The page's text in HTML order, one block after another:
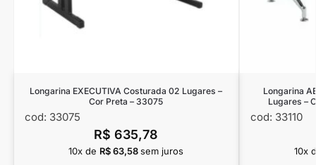
Longarina EXECUTIVA Costurada 02 Lugares –
Cor Preta – 33075
cod: 33075
R$ 635,78
10x de R$63,58 sem juros
Longarina
Lugares –
cod: 33110
10x